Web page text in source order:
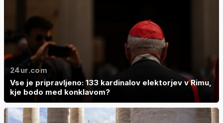
24ur.com
Vse je pripravljeno: 133 kardinalov elektorjev v Rimu,
kje bodo med konklavom?